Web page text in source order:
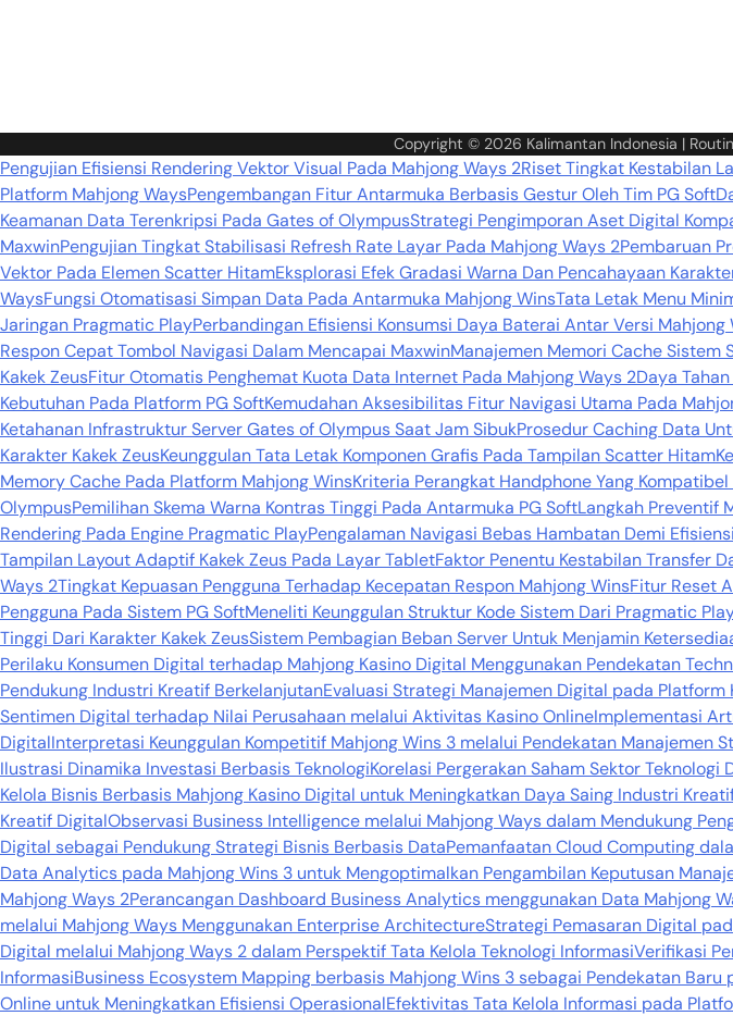
Copyright © 2026 Kalimantan Indonesia |
Pengujian Efisiensi Rendering Vektor Visual Pada Mahjong Ways 2Riset Tingkat Kestabilan
Platform Mahjong WaysPengembangan Fitur Antarmuka Berbasis Gestur Oleh Tim PG Soft
Keamanan Data Terenkripsi Pada Gates of OlympusStrategi Pengimporan Aset Digital
MaxwinPengujian Tingkat Stabilisasi Refresh Rate Layar Pada Mahjong Ways 2Pembaruan
Vektor Pada Elemen Scatter HitamEksplorasi Efek Gradasi Warna Dan Pencahayaan
WaysFungsi Otomatisasi Simpan Data Pada Antarmuka Mahjong WinsTata Letak Menu
Jaringan Pragmatic PlayPerbandingan Efisiensi Konsumsi Daya Baterai Antar Versi Mahjong
Respon Cepat Tombol Navigasi Dalam Mencapai MaxwinManajemen Memori Cache Sistem
Kakek ZeusFitur Otomatis Penghemat Kuota Data Internet Pada Mahjong Ways 2Daya
Kebutuhan Pada Platform PG SoftKemudahan Aksesibilitas Fitur Navigasi Utama Pada
Ketahanan Infrastruktur Server Gates of Olympus Saat Jam SibukProsedur Caching Data
Karakter Kakek ZeusKeunggulan Tata Letak Komponen Grafis Pada Tampilan Scatter Hitam
Memory Cache Pada Platform Mahjong WinsKriteria Perangkat Handphone Yang
OlympusPemilihan Skema Warna Kontras Tinggi Pada Antarmuka PG SoftLangkah Preventif
Rendering Pada Engine Pragmatic PlayPengalaman Navigasi Bebas Hambatan Demi
Tampilan Layout Adaptif Kakek Zeus Pada Layar TabletFaktor Penentu Kestabilan Transfer
Ways 2Tingkat Kepuasan Pengguna Terhadap Kecepatan Respon Mahjong WinsFitur Reset
Pengguna Pada Sistem PG SoftMeneliti Keunggulan Struktur Kode Sistem Dari Pragmatic
Tinggi Dari Karakter Kakek ZeusSistem Pembagian Beban Server Untuk Menjamin
Perilaku Konsumen Digital terhadap Mahjong Kasino Digital Menggunakan Pendekatan
Pendukung Industri Kreatif BerkelanjutanEvaluasi Strategi Manajemen Digital pada
Sentimen Digital terhadap Nilai Perusahaan melalui Aktivitas Kasino OnlineImplementasi
DigitalInterpretasi Keunggulan Kompetitif Mahjong Wins 3 melalui Pendekatan Manajemen
Ilustrasi Dinamika Investasi Berbasis TeknologiKorelasi Pergerakan Saham Sektor
Kelola Bisnis Berbasis Mahjong Kasino Digital untuk Meningkatkan Daya Saing Industri
Kreatif DigitalObservasi Business Intelligence melalui Mahjong Ways dalam Mendukung
Digital sebagai Pendukung Strategi Bisnis Berbasis DataPemanfaatan Cloud Computing
Data Analytics pada Mahjong Wins 3 untuk Mengoptimalkan Pengambilan Keputusan
Mahjong Ways 2Perancangan Dashboard Business Analytics menggunakan Data Mahjong
melalui Mahjong Ways Menggunakan Enterprise ArchitectureStrategi Pemasaran Digital
Digital melalui Mahjong Ways 2 dalam Perspektif Tata Kelola Teknologi InformasiVerifikasi
InformasiBusiness Ecosystem Mapping berbasis Mahjong Wins 3 sebagai Pendekatan
Online untuk Meningkatkan Efisiensi OperasionalEfektivitas Tata Kelola Informasi pada